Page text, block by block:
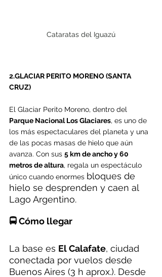
Cataratas del Iguazú
2.GLACIAR PERITO MORENO (SANTA
CRUZ)
El Glaciar Perito Moreno, dentro del
Parque Nacional Los Glaciares, es uno de
los más espectaculares del planeta y una
de las pocas masas de hielo que aún
avanza. Con sus 5 km de ancho y 60
metros de altura, regala un espectáculo
único cuando enormes bloques de
hielo se desprenden y caen al
Lago Argentino.
🚍 Cómo llegar
La base es El Calafate, ciudad
conectada por vuelos desde
Buenos Aires (3 h aprox.). Desde